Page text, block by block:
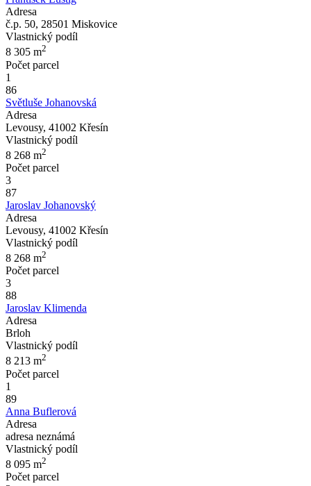
Adresa
č.p. 50, 28501 Miskovice
Vlastnický podíl
8 305 m2
Počet parcel
1
86
Světluše Johanovská
Adresa
Levousy, 41002 Křesín
Vlastnický podíl
8 268 m2
Počet parcel
3
87
Jaroslav Johanovský
Adresa
Levousy, 41002 Křesín
Vlastnický podíl
8 268 m2
Počet parcel
3
88
Jaroslav Klimenda
Adresa
Brloh
Vlastnický podíl
8 213 m2
Počet parcel
1
89
Anna Buflerová
Adresa
adresa neznámá
Vlastnický podíl
8 095 m2
Počet parcel